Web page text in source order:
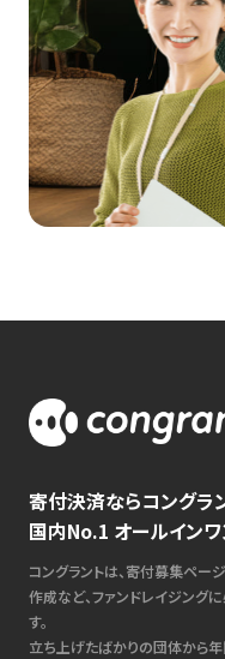
寄付決済ならコングラ
国内No.1 オールイン
コングラントは、寄付募集ペー
作成など、ファンドレイジング
す。
立ち上げたばかりの団体から